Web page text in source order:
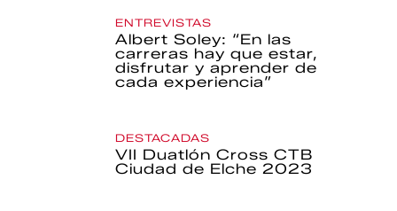
ENTREVISTAS
Albert Soley: “En las
carreras hay que estar,
disfrutar y aprender de
cada experiencia”
DESTACADAS
VII Duatlón Cross CTB
Ciudad de Elche 2023